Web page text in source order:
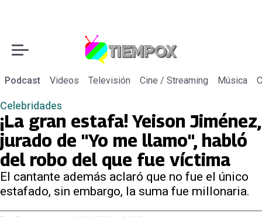
Podcast Videos Televisión Cine / Streaming Música
Celebridades
¡La gran estafa! Yeison Jiménez,
jurado de "Yo me llamo", habló
del robo del que fue víctima
El cantante además aclaró que no fue el único
estafado, sin embargo, la suma fue millonaria.